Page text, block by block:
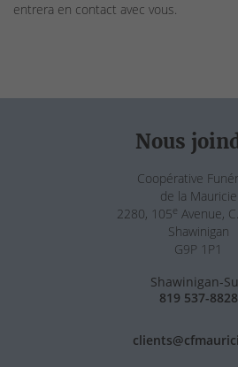
entrera en contact avec vous.
Nous
Coopérative
de la Mauricie
2280, 105e Avenue,
Shawinigan
G9P 1P1
Shawinigan-
819 537-8828